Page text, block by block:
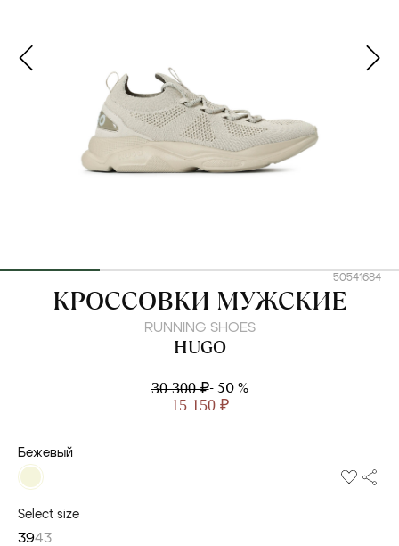
50541684
HUGO
КРОССОВКИ МУЖСКИЕ
RUNNING SHOES
HUGO
30 300 ₽- 50 %
15 150 ₽
Бежевый
Select size
3943